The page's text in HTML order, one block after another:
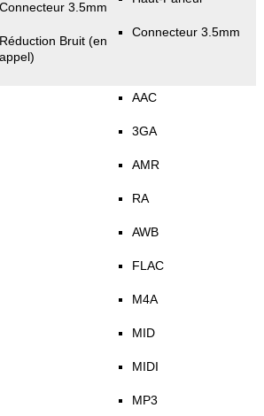
Connecteur 3.5mm
Réduction Bruit (en
appel)
Connecteur 3.5mm
AAC
3GA
AMR
RA
AWB
FLAC
M4A
MID
MIDI
MP3